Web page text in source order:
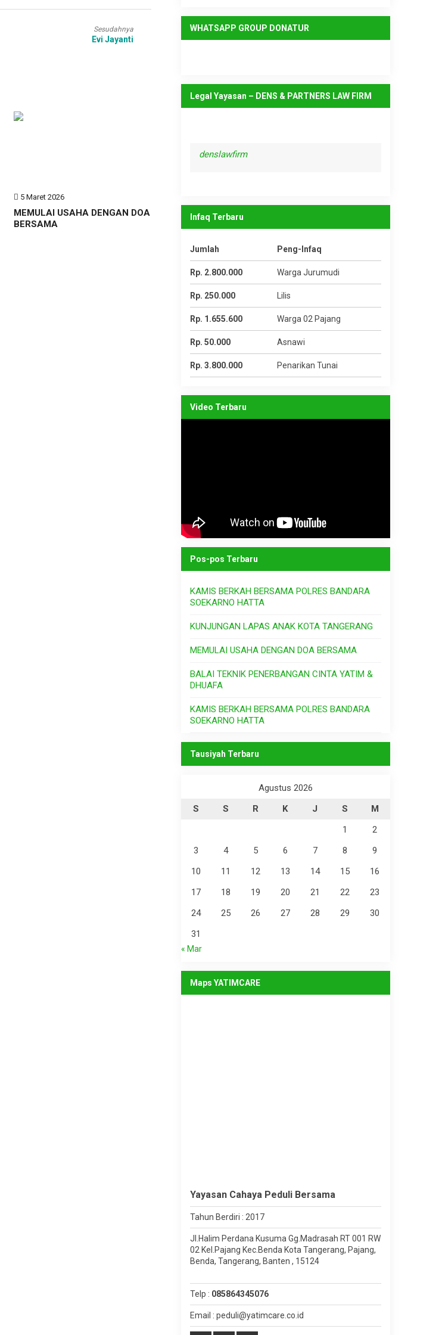
Sesudahnya
Evi Jayanti
5 Maret 2026
MEMULAI USAHA DENGAN DOA
BERSAMA
WHATSAPP GROUP DONATUR
Legal Yayasan – DENS & PARTNERS LAW FIRM
denslawfirm
Infaq Terbaru
Jumlah Peng-Infaq
Rp. 2.800.000 Warga Jurumudi
Rp. 250.000 Lilis
Rp. 1.655.600 Warga 02 Pajang
Rp. 50.000 Asnawi
Rp. 3.800.000 Penarikan Tunai
Video Terbaru
Pos-pos Terbaru
KAMIS BERKAH BERSAMA POLRES BANDARA
SOEKARNO HATTA
KUNJUNGAN LAPAS ANAK KOTA TANGERANG
MEMULAI USAHA DENGAN DOA BERSAMA
BALAI TEKNIK PENERBANGAN CINTA YATIM &
DHUAFA
KAMIS BERKAH BERSAMA POLRES BANDARA
SOEKARNO HATTA
Tausiyah Terbaru
Agustus 2026
S
S R K J S
M
1
2
3
4 5 6 7 8
9
10
11 12 13 14 15
16
17
18 19 20 21 22
23
24
25 26 27 28 29
30
31
« Mar
Maps YATIMCARE
Yayasan Cahaya Peduli Bersama
Tahun Berdiri : 2017
Jl.Halim Perdana Kusuma Gg.Madrasah RT 001 RW
02 Kel.Pajang Kec.Benda Kota Tangerang, Pajang,
Benda, Tangerang, Banten , 15124
Telp : 085864345076
Email : peduli@yatimcare.co.id